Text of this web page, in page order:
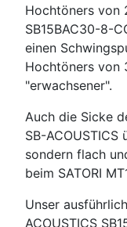
Hochtöners von
SB15BAC30-8-
einen
Hochtöners von
"erwachsener".
Auch die Sicke
SB-
sondern flach
beim SATORI
Unser
ACOUSTICS